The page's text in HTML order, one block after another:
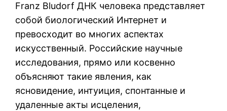
Franz Bludorf ДНК человека представляет
собой биологический Интернет и
превосходит во многих аспектах
искусственный. Российские научные
исследования, прямо или косвенно
объясняют такие явления, как
ясновидение, интуиция, спонтанные и
удаленные акты исцеления,